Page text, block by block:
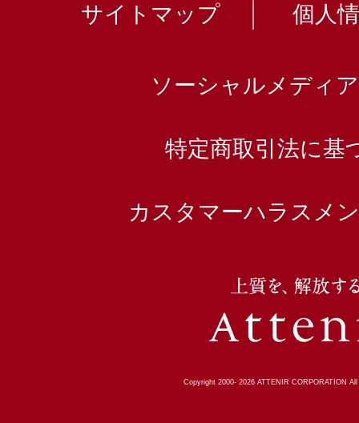
サイトマップ 個人
ソーシャルメディ
特定商取引法に基
カスタマーハラスメ
Copyright 2000- 2026ATTENIR CORPORATION